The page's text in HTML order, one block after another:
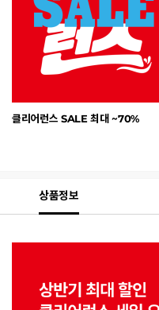
클리어런스 SALE 최대 ~70%
상품정보